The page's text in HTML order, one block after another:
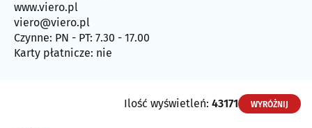
www.viero.pl
viero@viero.pl
Czynne: PN - PT: 7.30 - 17.00
Karty płatnicze: nie
Ilość wyświetleń: 43171 WYRÓŻNIJ